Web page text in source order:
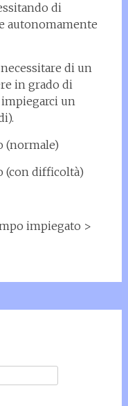
di
autonomamente
di un
in grado di
impiegarci un
(normale)
(con difficoltà)
impiegato >